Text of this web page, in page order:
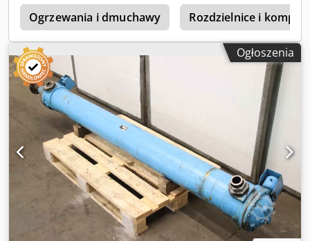
Ogrzewania i dmuchawy Rozdzielnice i
Ogłoszenia